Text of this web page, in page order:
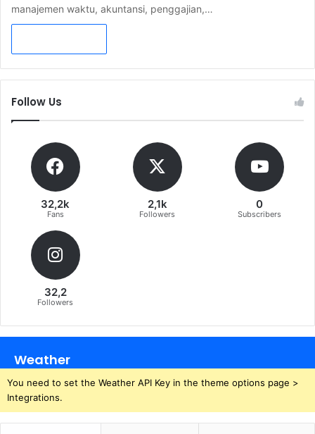
manajemen waktu, akuntansi, penggajian,…
Follow Us
32,2k
Fans
2,1k
Followers
0
Subscribers
32,2
Followers
Weather
You need to set the Weather API Key in the theme options page >
Integrations.